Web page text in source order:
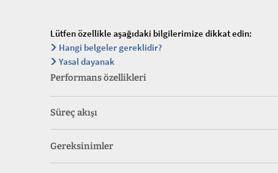
Lütfen özellikle aşağıdaki bilgilerimize dikkat edin:
Hangi belgeler gereklidir?
Yasal dayanak
Performans özellikleri
Süreç akışı
Gereksinimler